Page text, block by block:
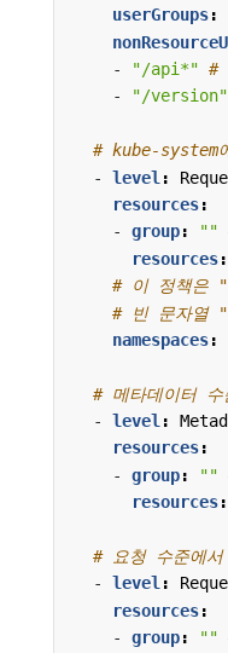
userGroups:
-
"/api*" #
-
"/version"
# kube-system
- level :
resources:
- group: ""
resources:
# 이 정책은
# 빈 문자열
namespaces:
# 메타데이터
- level :
resources:
- group: ""
resources:
# 요청 수준에
- level:
resources:
- group: ""